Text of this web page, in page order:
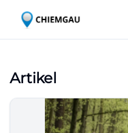
Artikel